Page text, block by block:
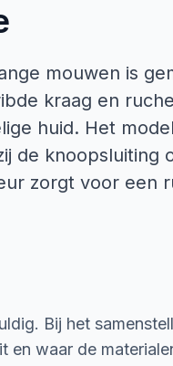
mouwen is
kraag en
huid. Het
de knoopsluiting
zorgt voor een
Bij het
waar de